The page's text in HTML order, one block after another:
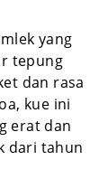
yang
tepung
dan rasa
kue ini
erat dan
dari tahun